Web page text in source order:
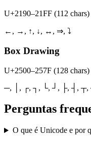
U+2190–21FF (112 chars)
←, →, ↑, ↓, ↔, ⇒, ⤵
Box Drawing
U+2500–257F (128 chars)
─, │, ┌, ┐, └, ┘, ├, ┤, ┬,
Perguntas
O que é Unicode e por